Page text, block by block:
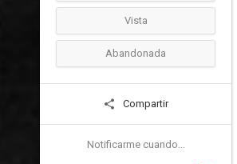
Vista
Abandonada
Compartir
Notificarme cuando...